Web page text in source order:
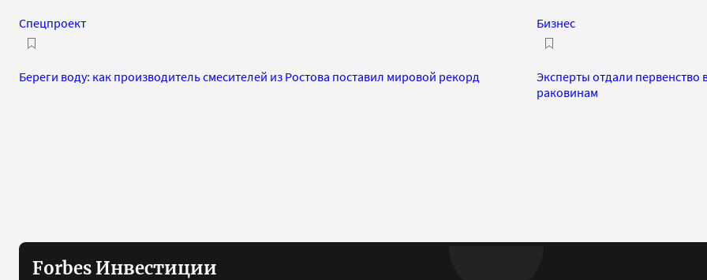
Спецпроект
Береги воду: как производитель смесителей из Ростова поставил мировой рекорд
Бизнес
Эксперты отдали первенство
раковинам
Forbes Инвестиции